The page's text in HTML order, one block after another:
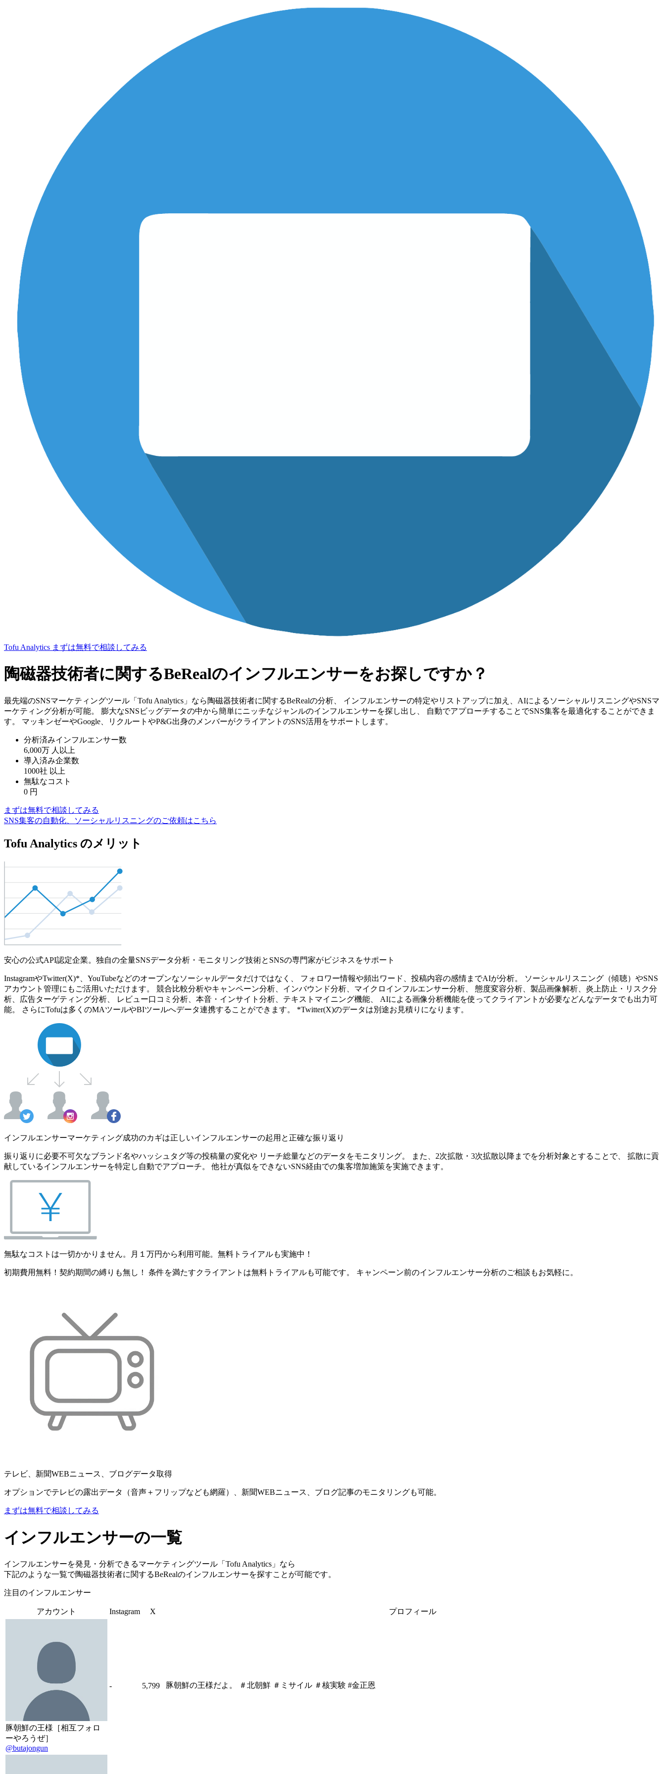
Tofu Analytics まずは無料で相談してみる
陶磁器技術者に関するBeRealのインフルエンサーをお探しですか？
最先端のSNSマーケティングツール「Tofu Analytics」なら陶磁器技術者に関するBeRealの分析、 インフルエンサーの特定やリストアップに加え、AIによるソーシャルリスニングやSNSマ
ーケティング分析が可能。 膨大なSNSビッグデータの中から簡単にニッチなジャンルのインフルエンサーを探し出し、 自動でアプローチすることでSNS集客を最適化することができま
す。 マッキンゼーやGoogle、リクルートやP&G出身のメンバーがクライアントのSNS活用をサポートします。
分析済みインフルエンサー数
6,000万 人以上
導入済み企業数
1000社 以上
無駄なコスト
0 円
まずは無料で相談してみる
SNS集客の自動化、ソーシャルリスニングのご依頼はこちら
Tofu Analytics のメリット
安心の公式API認定企業。独自の全量SNSデータ分析・モニタリング技術とSNSの専門家がビジネスをサポート
InstagramやTwitter(X)*、YouTubeなどのオープンなソーシャルデータだけではなく、 フォロワー情報や頻出ワード、投稿内容の感情までAIが分析。 ソーシャルリスニング（傾聴）やSNS
アカウント管理にもご活用いただけます。 競合比較分析やキャンペーン分析、インバウンド分析、マイクロインフルエンサー分析、 態度変容分析、製品画像解析、炎上防止・リスク分
析、広告ターゲティング分析、 レビュー口コミ分析、本音・インサイト分析、テキストマイニング機能、 AIによる画像分析機能を使ってクライアントが必要などんなデータでも出力可
能。 さらにTofuは多くのMAツールやBIツールへデータ連携することができます。 *Twitter(X)のデータは別途お見積りになります。
インフルエンサーマーケティング成功のカギは正しいインフルエンサーの起用と正確な振り返り
振り返りに必要不可欠なブランド名やハッシュタグ等の投稿量の変化や リーチ総量などのデータをモニタリング。 また、2次拡散・3次拡散以降までを分析対象とすることで、 拡散に貢
献しているインフルエンサーを特定し自動でアプローチ。 他社が真似をできないSNS経由での集客増加施策を実施できます。
無駄なコストは一切かかりません。月１万円から利用可能。無料トライアルも実施中！
初期費用無料！契約期間の縛りも無し！ 条件を満たすクライアントは無料トライアルも可能です。 キャンペーン前のインフルエンサー分析のご相談もお気軽に。
テレビ、新聞WEBニュース、ブログデータ取得
オプションでテレビの露出データ（音声＋フリップなども網羅）、新聞WEBニュース、ブログ記事のモニタリングも可能。
まずは無料で相談してみる
インフルエンサーの一覧
インフルエンサーを発見・分析できるマーケティングツール「Tofu Analytics」なら
下記のような一覧で陶磁器技術者に関するBeRealのインフルエンサーを探すことが可能です。
注目のインフルエンサー
アカウント Instagram X プロフィール
豚朝鮮の王様［相互フォロ
ーやろうぜ］
@butajongun
- 5,799 豚朝鮮の王様だよ。 ＃北朝鮮 ＃ミサイル ＃核実験 #金正恩